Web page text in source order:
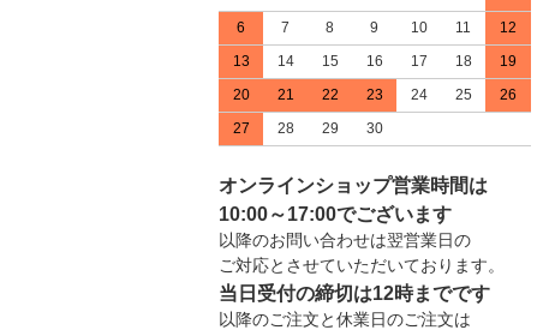
6
7 8 9 10 11
12
13
14 15 16 17 18
19
20
21 22 23 24 25
26
27
28 29 30
オンラインショップ営業時間は
10:00～17:00でございます
以降のお問い合わせは翌営業日の
ご対応とさせていただいております。
当日受付の締切は12時までです
以降のご注文と休業日のご注文は